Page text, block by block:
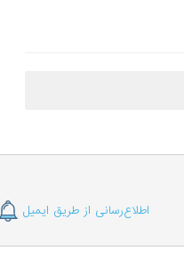
اطلاع‌رسانی از طریق ایمیل